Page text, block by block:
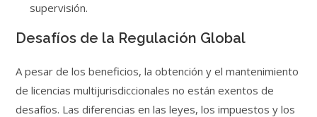
supervisión.
Desafíos de la Regulación Global
A pesar de los beneficios, la obtención y el mantenimiento
de licencias multijurisdiccionales no están exentos de
desafíos. Las diferencias en las leyes, los impuestos y los